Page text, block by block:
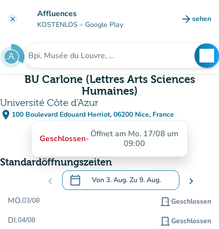
clear Affluences
KOSTENLOS – Google Play arrow_forward sehen
(new
Suche nach einer Einrichtung
BU Carlone (Lettres Arts Sciences
Humaines)
Université Côte d'Azur
place 100 Boulevard Edouard Herriot, 06200 Nice, France
(in Google Maps öffnen)
(new tab)
Geschlossen- Öffnet am Mo. 17/08 um
09:00
Standardöffnungszeiten
chevron_left calendar_today Von 3. Aug. Zu 9. Aug.
.Öffnen Sie den Kalender, um Daten zu
chevron_right
MO.03/08 door_front Geschlossen
DI.04/08 door_front Geschlossen